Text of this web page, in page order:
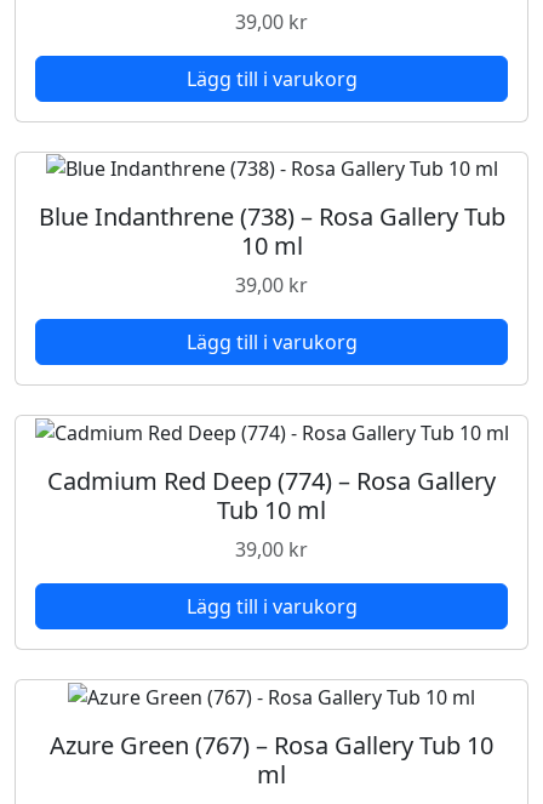
T
u
n
g
39,00 kr
Lägg till i varukorg
Blue Indanthrene (738) – Rosa Gallery Tub
10 ml
39,00 kr
Lägg till i varukorg
Cadmium Red Deep (774) – Rosa Gallery
Tub 10 ml
39,00 kr
Lägg till i varukorg
Azure Green (767) – Rosa Gallery Tub 10
ml